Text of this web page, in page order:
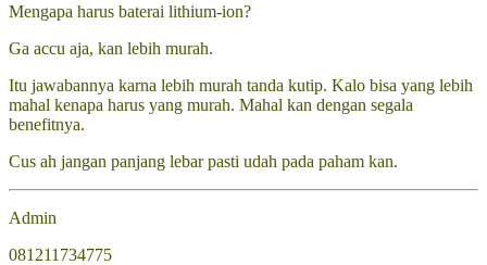
Mengapa harus baterai lithium-ion?
Ga accu aja, kan lebih murah.
Itu jawabannya karna lebih murah tanda kutip. Kalo bisa yang lebih
mahal kenapa harus yang murah. Mahal kan dengan segala
benefitnya.
Cus ah jangan panjang lebar pasti udah pada paham kan.
Admin
081211734775